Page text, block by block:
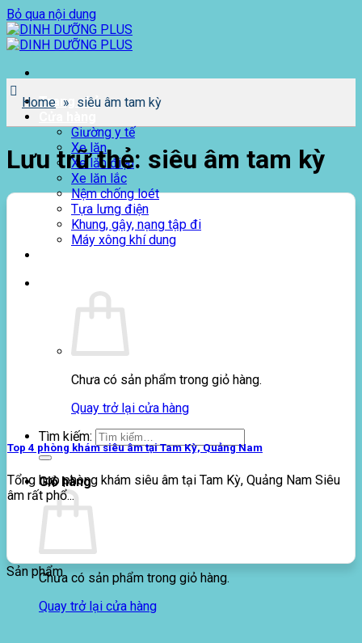
Bỏ qua nội dung
Trang chủ
Giường y tế
Xe lăn
Xe lăn điện
Xe lăn lắc
Nệm chống loét
Tựa lưng điện
Khung, gậy, nạng tập đi
Máy xông khí dung
Chưa có sản phẩm trong giỏ hàng.
Quay trở lại cửa hàng
Tìm kiếm:
Giỏ hàng
Chưa có sản phẩm trong giỏ hàng.
Quay trở lại cửa hàng
Home » siêu âm tam kỳ
Lưu trữ thẻ: siêu âm tam kỳ
Top 4 phòng khám siêu âm tại Tam Kỳ, Quảng Nam
Tổng hợp phòng khám siêu âm tại Tam Kỳ, Quảng Nam Siêu
âm rất phổ...
Sản phẩm